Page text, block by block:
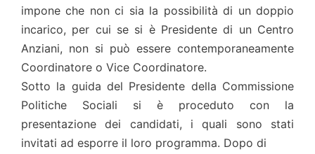
impone che non ci sia la possibilità di un doppio
incarico, per cui se si è Presidente di un Centro
Anziani, non si può essere contemporaneamente
Coordinatore o Vice Coordinatore.
Sotto la guida del Presidente della Commissione
Politiche Sociali si è proceduto con la
presentazione dei candidati, i quali sono stati
invitati ad esporre il loro programma. Dopo di